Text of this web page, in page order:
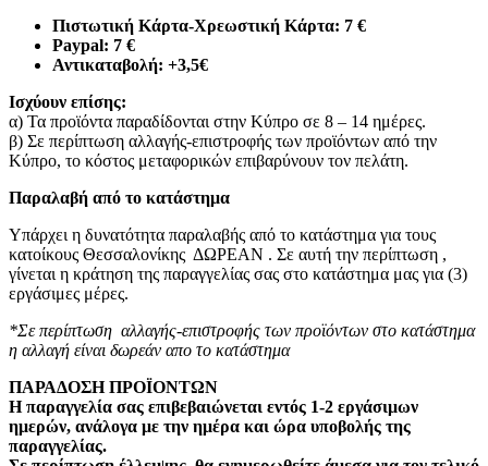
Πιστωτική Κάρτα-Χρεωστική Κάρτα: 7 €​
Paypal: 7 €
Αντικαταβολή: +3,5€
Ισχύουν επίσης:
α) Τα προϊόντα παραδίδονται στην Κύπρο σε 8 – 14 ημέρες.
β) Σε περίπτωση αλλαγής-επιστροφής των προϊόντων από την
Κύπρο, το κόστος μεταφορικών επιβαρύνουν τον πελάτη.
Παραλαβή από το κατάστημα
Υπάρχει η δυνατότητα παραλαβής από το κατάστημα για τους
κατοίκους Θεσσαλονίκης ΔΩΡΕΑΝ . Σε αυτή την περίπτωση ,
γίνεται η κράτηση της παραγγελίας σας στο κατάστημα μας για (3)
εργάσιμες μέρες.
*Σε περίπτωση αλλαγής-επιστροφής των προϊόντων στο κατάστημα
η αλλαγή είναι δωρεάν απο το κατάστημα
ΠΑΡΑΔΟΣΗ ΠΡΟΪΟΝΤΩΝ
Η παραγγελία σας επιβεβαιώνεται εντός 1-2 εργάσιμων
ημερών, ανάλογα με την ημέρα και ώρα υποβολής της
παραγγελίας.